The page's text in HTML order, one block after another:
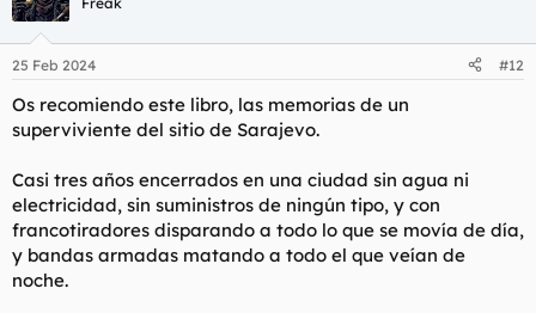
bicicleta o un patinete autoexplosivo de esos, lo que prefieras.
Mas ideas?
i
e
:
25 Feb 2024 #12
Os recomiendo este libro, las memorias de un
superviviente del sitio de Sarajevo.
Casi tres años encerrados en una ciudad sin agua ni
electricidad, sin suministros de ningún tipo, y con
francotiradores disparando a todo lo que se movía de día,
y bandas armadas matando a todo el que veían de
noche.